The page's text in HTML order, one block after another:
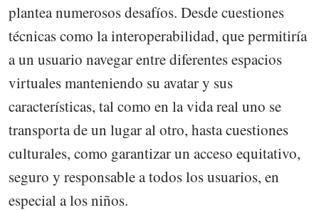
plantea numerosos desafíos. Desde cuestiones
técnicas como la interoperabilidad, que permitiría
a un usuario navegar entre diferentes espacios
virtuales manteniendo su avatar y sus
características, tal como en la vida real uno se
transporta de un lugar al otro, hasta cuestiones
culturales, como garantizar un acceso equitativo,
seguro y responsable a todos los usuarios, en
especial a los niños.